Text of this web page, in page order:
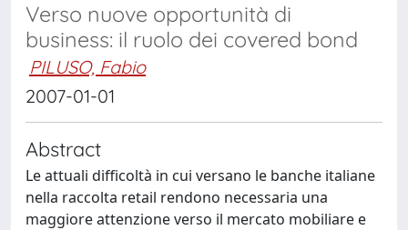
Verso nuove opportunità di
business: il ruolo dei covered bond
PILUSO, Fabio
2007-01-01
Abstract
Le attuali difficoltà in cui versano le banche italiane
nella raccolta retail rendono necessaria una
maggiore attenzione verso il mercato mobiliare e